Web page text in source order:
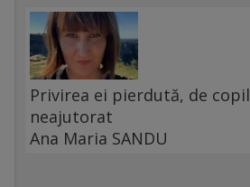
Privirea ei pierdută, de copil
neajutorat
Ana Maria SANDU